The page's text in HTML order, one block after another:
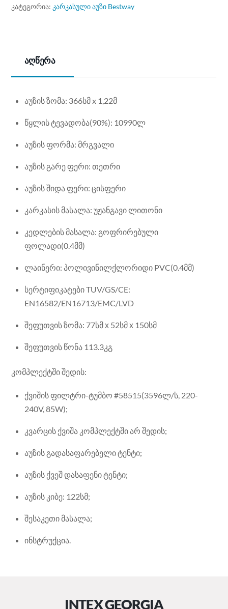
ᲙᲐᲢᲔᲒᲝᲠᲘᲐ: კარკასული აუზი Bestway
აღწერა
აუზის ზომა: 366სმ x 1,22მ
წყლის ტევადობა(90%): 10990ლ
აუზის ფორმა: მრგვალი
აუზის გარე ფერი: თეთრი
აუზის შიდა ფერი: ცისფერი
კარკასის მასალა: უჟანგავი ლითონი
კედლების მასალა: გოფრირებული
ფოლადი(0.4მმ)
ლაინერი: პოლივინილქლორიდი PVC(0.4მმ)
სერტიფიკატები TUV/GS/CE:
EN16582/EN16713/EMC/LVD
შეფუთვის ზომა: 77სმ х 52სმ х 150სმ
შეფუთვის წონა 113.3კგ
კომპლექტში შედის:
ქვიშის ფილტრი-ტუმბო #58515(3596ლ/ს, 220-
240V, 85W);
კვარცის ქვიშა კომპლექტში არ შედის;
აუზის გადასაფარებელი ტენტი;
აუზის ქვეშ დასაფენი ტენტი;
აუზის კიბე: 122სმ;
შესაკეთი მასალა;
ინსტრუქცია.
INTEX GEORGIA